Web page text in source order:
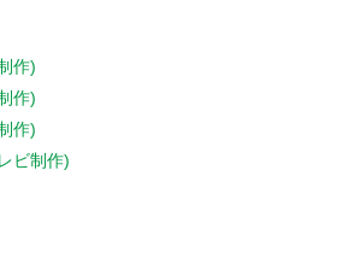
作)
作)
作)
ビ制作)